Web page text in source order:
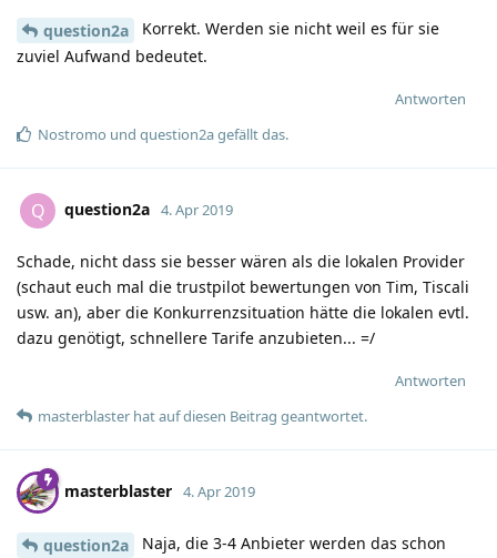
question2a
Korrekt. Werden sie nicht weil es für sie
zuviel Aufwand bedeutet.
Antworten
Nostromo und question2agefällt das.
Q question2a 4. Apr 2019
Schade, nicht dass sie besser wären als die lokalen Provider
(schaut euch mal die trustpilot bewertungen von Tim, Tiscali
usw. an), aber die Konkurrenzsituation hätte die lokalen evtl.
dazu genötigt, schnellere Tarife anzubieten... =/
Antworten
masterblaster hatauf diesen Beitrag geantwortet.
masterblaster 4. Apr 2019
question2a
Naja, die 3-4 Anbieter werden das schon